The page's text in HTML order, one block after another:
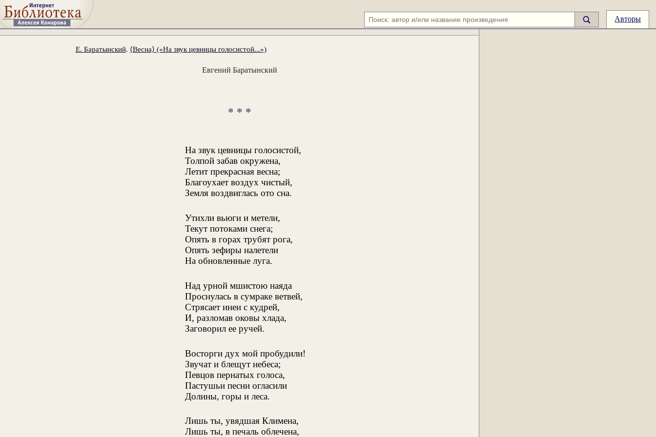
Авторы
Е. Баратынский. ⟨Весна⟩ («На звук цевницы голосистой...»)
Евгений Баратынский
* * *
На звук цевницы голосистой,
Толпой забав окружена,
Летит прекрасная весна;
Благоухает воздух чистый,
Земля воздвиглась ото сна.
Утихли вьюги и метели,
Текут потоками снега;
Опять в горах трубят рога,
Опять зефиры налетели
На обновленные луга.
Над урной мшистою наяда
Проснулась в сумраке ветвей,
Стрясает инеи с кудрей,
И, разломав оковы хлада,
Заговорил ее ручей.
Восторги дух мой пробудили!
Звучат и блещут небеса;
Певцов пернатых голоса,
Пастушьи песни огласили
Долины, горы и леса.
Лишь ты, увядшая Климена,
Лишь ты, в печаль облечена,